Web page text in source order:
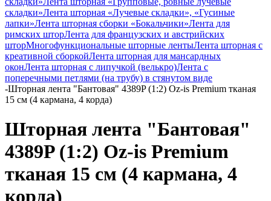
складки»Лента шторная «Лучевые складки», «Гусиные
лапки»Лента шторная сборки «Бокальчики»Лента для
римских шторЛента для французских и австрийских
шторМногофункциональные шторные лентыЛента шторная с
креативной сборкойЛента шторная для мансардных
оконЛента шторная с липучкой (велькро)Лента с
поперечными петлями (на трубу) в стянутом виде
-Шторная лента "Бантовая" 4389P (1:2) Oz-is Premium тканая
15 см (4 кармана, 4 корда)
Шторная лента "Бантовая"
4389P (1:2) Oz-is Premium
тканая 15 см (4 кармана, 4
корда)